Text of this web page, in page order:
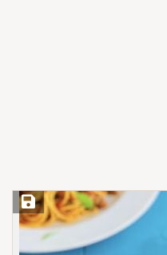
Save Recipe